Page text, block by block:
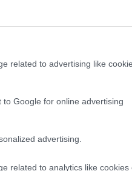
related to advertising like
Google for online advertising
advertising.
related to analytics like cookies